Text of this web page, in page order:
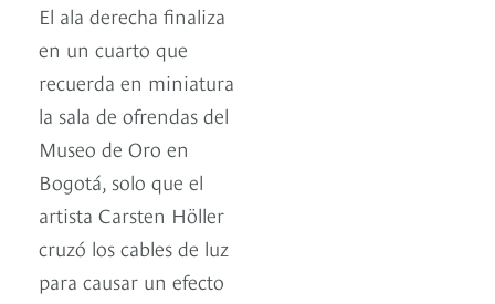
El ala derecha finaliza
en un cuarto que
recuerda en miniatura
la sala de ofrendas del
Museo de Oro en
Bogotá, solo que el
artista Carsten Höller
cruzó los cables de luz
para causar un efecto